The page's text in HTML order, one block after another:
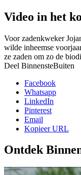
Video in het
Voor zadenkweker
wilde inheemse
ze zaden om zo de
Deel BinnensteBuiten
Facebook
Whatsapp
LinkedIn
Pinterest
Email
Kopieer URL
Ontdek